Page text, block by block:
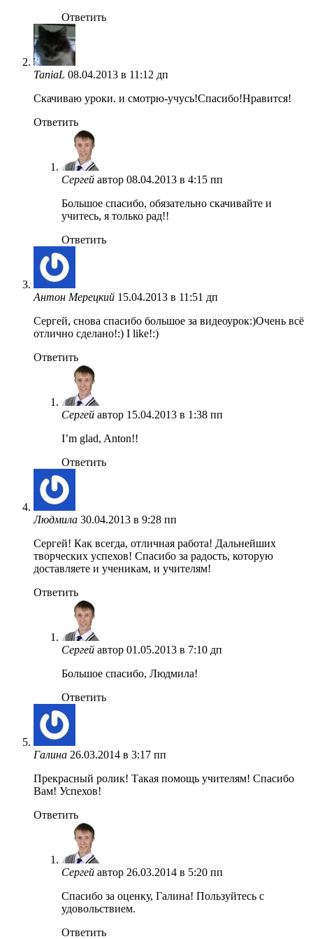
Ответить
TaniaL 08.04.2013 в 11:12 дп
Скачиваю уроки. и смотрю-учусь!Спасибо!Нравится!
Ответить
Сергей автор 08.04.2013 в 4:15 пп
Большое спасибо, обязательно скачивайте и
учитесь, я только рад!!
Ответить
Антон Мерецкий 15.04.2013 в 11:51 дп
Сергей, снова спасибо большое за видеоурок:)Очень всё
отлично сделано!:) I like!:)
Ответить
Сергей автор 15.04.2013 в 1:38 пп
I’m glad, Anton!!
Ответить
Людмила 30.04.2013 в 9:28 пп
Сергей! Как всегда, отличная работа! Дальнейших
творческих успехов! Спасибо за радость, которую
доставляете и ученикам, и учителям!
Ответить
Сергей автор 01.05.2013 в 7:10 дп
Большое спасибо, Людмила!
Ответить
Галина 26.03.2014 в 3:17 пп
Прекрасный ролик! Такая помощь учителям! Спасибо
Вам! Успехов!
Ответить
Сергей автор 26.03.2014 в 5:20 пп
Спасибо за оценку, Галина! Пользуйтесь с
удовольствием.
Ответить